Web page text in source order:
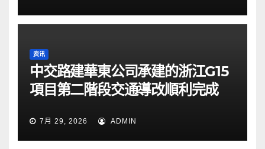
资讯
中交路建華東公司承建的浙江G15
項目第二階段交通導改順利完成
7月 29, 2026 ADMIN